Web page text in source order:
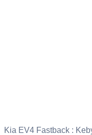
Kia EV4 Fastback :